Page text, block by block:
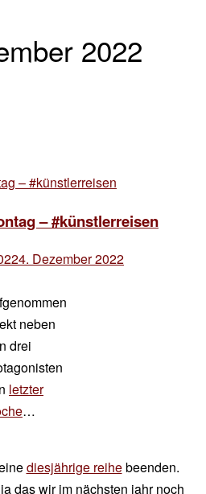
2022
– #künstlerreisen
4. Dezember 2022
neben
drei
letzter
…
diesjährige reihebeenden.
das wir im nächsten jahr noch